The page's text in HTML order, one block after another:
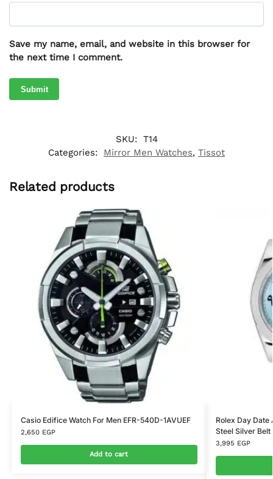
Save my name, email, and website in this browser for
the next time I comment.
SKU: T14
Categories:
Mirror Men Watches, Tissot
Related products
Casio Edifice Watch For Men EFR-540D-1AVUEF
2,650 EGP
Add to cart
Rolex Day
Steel Silver Belt
3,995 EGP